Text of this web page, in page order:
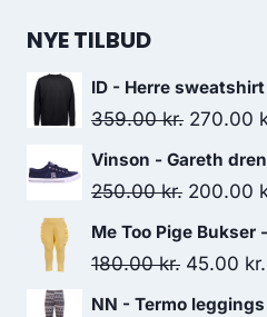
NYE TILBUD
ID - Herre
359.00kr. Original
price
was:
270.00
Vinson - Gareth
250.00kr. Original
price
was:
200.00
Me Too Pige
180.00kr. Original
price
45.00 kr.
NN - Termo